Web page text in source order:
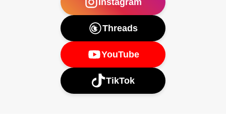
Instagram
Threads
YouTube
TikTok